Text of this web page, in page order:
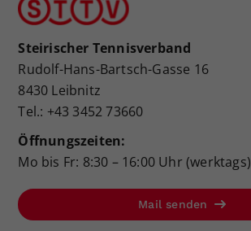
Steirischer Tennisverband
Rudolf-Hans-Bartsch-Gasse 16
8430 Leibnitz
Tel.: +43 3452 73660
Öffnungszeiten:
Mo bis Fr: 8:30 – 16:00 Uhr (werktags)
Mail senden